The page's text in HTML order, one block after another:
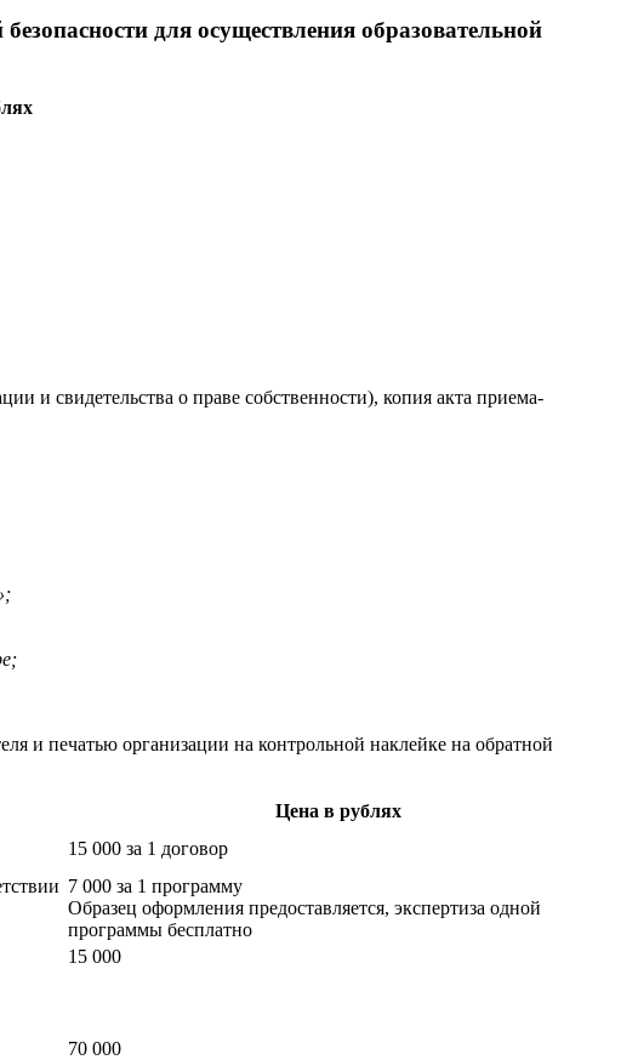
для осуществления образовательной
и свидетельства о праве собственности), копия акта приема-
и печатью организации на контрольной наклейке на обратной
Цена в рублях
15 000 за 1 договор
7 000 за 1 программу
Образец оформления предоставляется, экспертиза одной
программы бесплатно
15 000
70 000